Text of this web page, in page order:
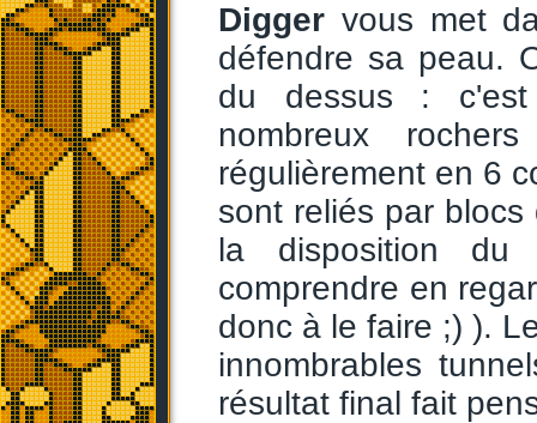
Digger vous met
défendre sa peau.
du dessus :
nombreux
régulièrement en 6
sont reliés par
la disposition
comprendre en
donc à le faire ;) ).
innombrables
résultat final fait